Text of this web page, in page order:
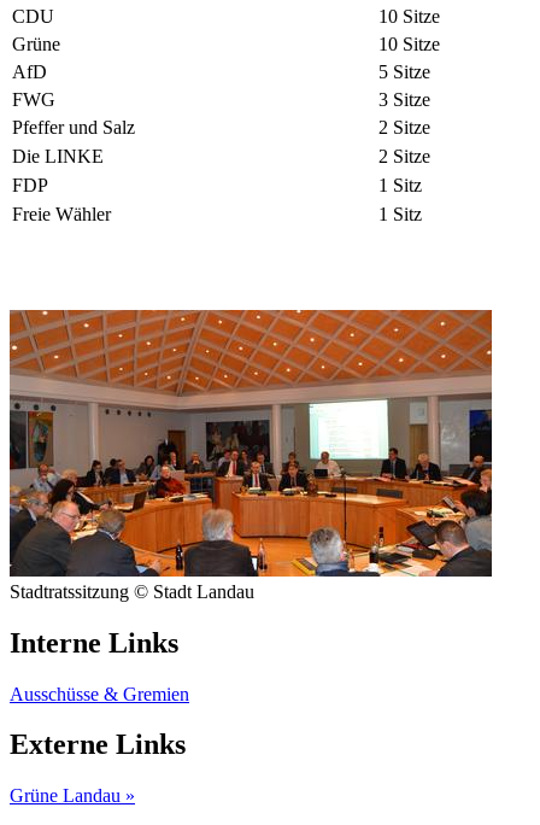
CDU
10 Sitze
Grüne
10 Sitze
AfD
5 Sitze
FWG
3 Sitze
Pfeffer und Salz
2 Sitze
Die LINKE
2 Sitze
FDP
1 Sitz
Freie Wähler
1 Sitz
Stadtratssitzung © Stadt Landau
Interne Links
Ausschüsse & Gremien
Externe Links
Grüne Landau »